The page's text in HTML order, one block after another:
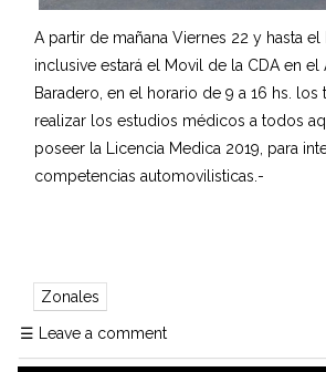
A partir de mañana Viernes 22 y hasta
inclusive estará el Movil de la CDA en
Baradero, en el horario de 9 a 16 hs. los
realizar los estudios médicos a todos
poseer la Licencia Medica 2019, para
competencias automovilisticas.-
Zonales
☰ Leave a comment